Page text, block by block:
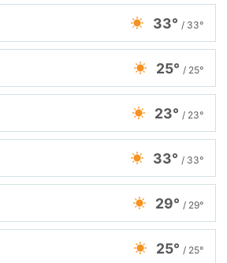
33° / 33°
25° / 25°
23° / 23°
33° / 33°
29° / 29°
25° / 25°